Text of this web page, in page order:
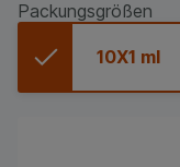
Packungsgrößen
10X1 ml